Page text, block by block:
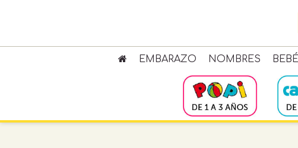
EMBARAZO NOMBRES